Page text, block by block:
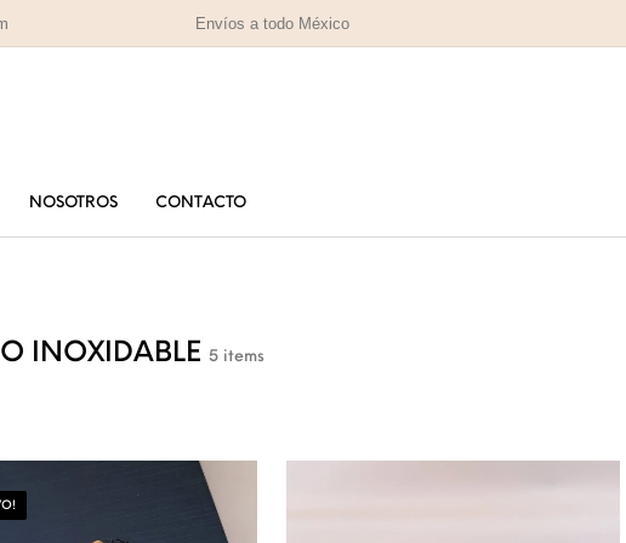
Envíos a todo México
NOSOTROS CONTACTO
INOXIDABLE 5 items